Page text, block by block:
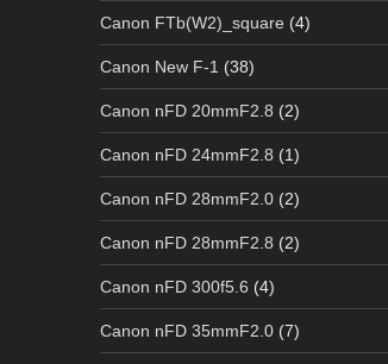
Canon FTb(W2)_square (4)
Canon New F-1 (38)
Canon nFD 20mmF2.8 (2)
Canon nFD 24mmF2.8 (1)
Canon nFD 28mmF2.0 (2)
Canon nFD 28mmF2.8 (2)
Canon nFD 300f5.6 (4)
Canon nFD 35mmF2.0 (7)